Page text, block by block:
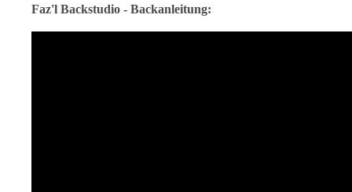
Faz'l Backstudio - Backanleitung: